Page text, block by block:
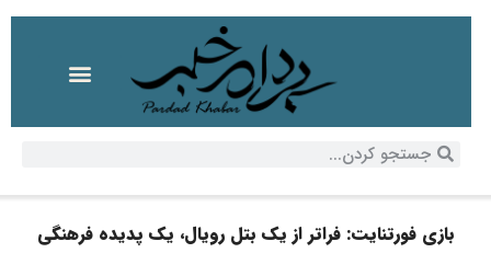
بازی فورتنایت: فراتر از یک بتل رویال، یک پدیده فرهنگی